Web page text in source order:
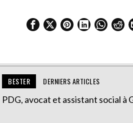
BESTER DERNIERS ARTICLES
PDG, avocat et assistant social à